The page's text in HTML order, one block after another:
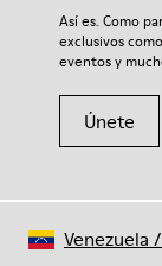
spandex) 20%
Si deseas
de tu par, visita
Así es. Como
exclusivos
eventos y
Únete
Venezuela /